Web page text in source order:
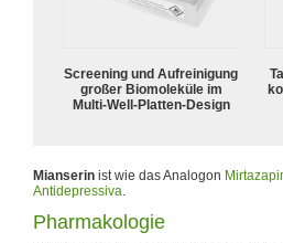
Screening und Aufreinigung
großer Biomoleküle im
Multi-Well-Platten-Design
Mianserin ist wie das Analogon
Antidepressiva.
Pharmakologie